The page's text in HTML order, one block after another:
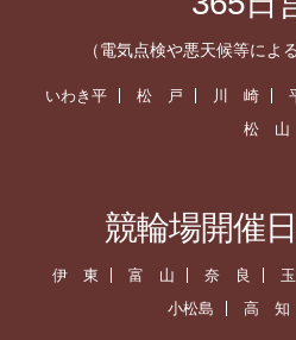
（電気点検や悪天候等によ
いわき平 松 戸 川 崎
松 山
競輪場開催
伊 東 富 山 奈 良
小松島
高 知